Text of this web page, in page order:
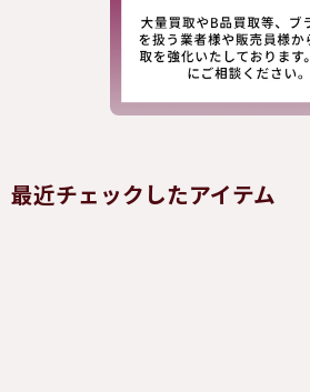
最近チェックしたアイテム